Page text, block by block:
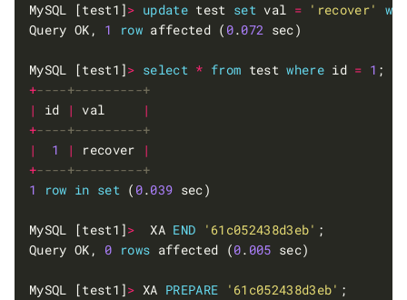
MySQL [test1]> update test set val = 'recover'
Query OK, 1 row affected ( 0.072
MySQL [test1]> select * from test where id = 1
+
|
id | val
|
+
|
1 | recover
|
+
1
row in set ( 0.039
MySQL [test1]>
  XA
END '61c052438d3eb'
Query OK, 0 rows affected (0. 005
MySQL [test1]> XA PREPARE '61c052438d3eb'